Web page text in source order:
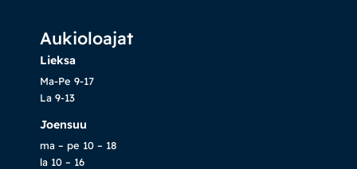
Aukioloajat
Lieksa
Ma-Pe 9-17
La 9-13
Joensuu
ma – pe 10 – 18
la 10 – 16